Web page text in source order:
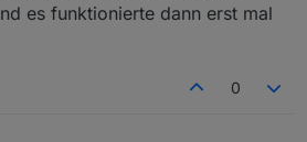
es funktionierte dann erst mal
0